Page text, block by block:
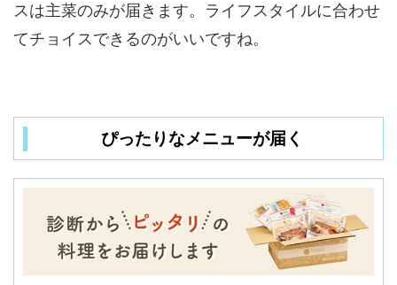
スは主菜のみが届きます。ライフスタイルに合わせ
てチョイスできるのがいいですね。
ぴったりなメニューが届く